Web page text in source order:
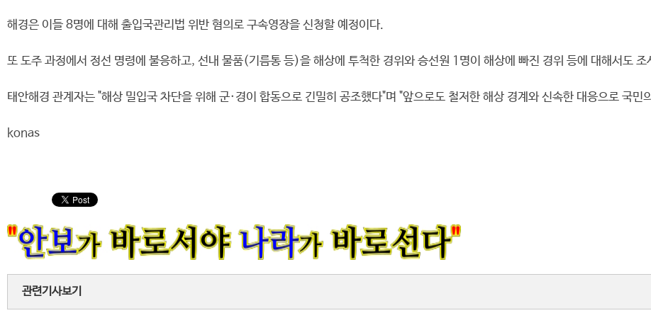
해경은 이들 8명에 대해 출입국관리법 위반 혐의로 구속영장을 신청할 예정이다.
또 도주 과정에서 정선 명령에 불응하고, 선내 물품(기름통 등)을 해상에 투척한 경위와 승선원 1명이 해상에 빠진 경위 등에 대해서도 조
태안해경 관계자는 "해상 밀입국 차단을 위해 군·경이 합동으로 긴밀히 공조했다"며 "앞으로도 철저한 해상 경계와 신속한 대응으로 국
konas
관련기사보기